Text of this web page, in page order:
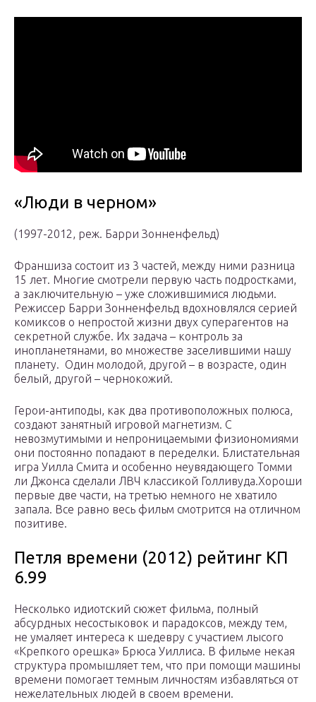
«Люди в черном»
(1997-2012, реж. Барри Зонненфельд)
Франшиза состоит из 3 частей, между ними разница
15 лет. Многие смотрели первую часть подростками,
а заключительную – уже сложившимися людьми.
Режиссер Барри Зонненфельд вдохновлялся серией
комиксов о непростой жизни двух суперагентов на
секретной службе. Их задача – контроль за
инопланетянами, во множестве заселившими нашу
планету. Один молодой, другой – в возрасте, один
белый, другой – чернокожий.
Герои-антиподы, как два противоположных полюса,
создают занятный игровой магнетизм. С
невозмутимыми и непроницаемыми физиономиями
они постоянно попадают в переделки. Блистательная
игра Уилла Смита и особенно неувядающего Томми
ли Джонса сделали ЛВЧ классикой Голливуда.Хороши
первые две части, на третью немного не хватило
запала. Все равно весь фильм смотрится на отличном
позитиве.
Петля времени (2012) рейтинг КП
6.99
Несколько идиотский сюжет фильма, полный
абсурдных несостыковок и парадоксов, между тем,
не умаляет интереса к шедевру с участием лысого
«Крепкого орешка» Брюса Уиллиса. В фильме некая
структура промышляет тем, что при помощи машины
времени помогает темным личностям избавляться от
нежелательных людей в своем времени.